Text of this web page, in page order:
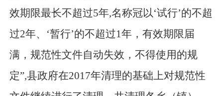
效期限最长不超过5年,名称冠以‘试行’的不超
过2年、
‘暂行’的不超过1年，有效期限届
满，规范性文件自动失效，不得使用的规
定”,县政府在2017年清理的基础上对规范性